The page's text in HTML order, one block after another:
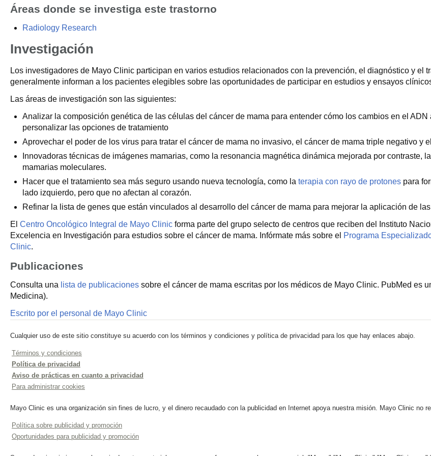
Áreas donde se investiga este trastorno
Radiology Research
Investigación
Los investigadores de Mayo Clinic participan en varios estudios relacionados con la prevención, el diagnóstico y el
generalmente informan a los pacientes elegibles sobre las oportunidades de participar en estudios y ensayos
Las áreas de investigación son las siguientes:
Analizar la composición genética de las células del cáncer de mama para entender cómo los cambios en el
personalizar las opciones de tratamiento
Aprovechar el poder de los virus para tratar el cáncer de mama no invasivo, el cáncer de mama triple negativo y
Innovadoras técnicas de imágenes mamarias, como la resonancia magnética dinámica mejorada por contraste,
mamarias moleculares.
Hacer que el tratamiento sea más seguro usando nueva tecnología, como la terapia con rayo de protones para
lado izquierdo, pero que no afectan al corazón.
Refinar la lista de genes que están vinculados al desarrollo del cáncer de mama para mejorar la aplicación de
El Centro Oncológico Integral de Mayo Clinic forma parte del grupo selecto de centros que reciben del Instituto
Excelencia en Investigación para estudios sobre el cáncer de mama. Infórmate más sobre el Programa
Clinic.
Publicaciones
Consulta una lista de publicaciones sobre el cáncer de mama escritas por los médicos de Mayo Clinic. PubMed
Medicina).
Escrito por el personal de Mayo Clinic
Cualquier uso de este sitio constituye su acuerdo con los términos y condiciones y política de privacidad para los que hay enlaces abajo.
Términos y condiciones
Política de privacidad
Aviso de prácticas en cuanto a privacidad
Para administrar cookies
Mayo Clinic es una organización sin fines de lucro, y el dinero recaudado con la publicidad en Internet apoya nuestra misión. Mayo Clinic no
Política sobre publicidad y promoción
Oportunidades para publicidad y promoción